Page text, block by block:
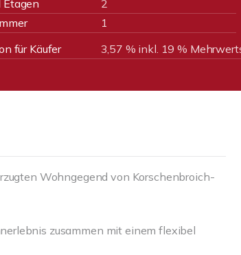
2
1
für Käufer
3,57 % inkl. 19 %
Wohngegend von Korschenbroich-
zusammen mit einem flexibel